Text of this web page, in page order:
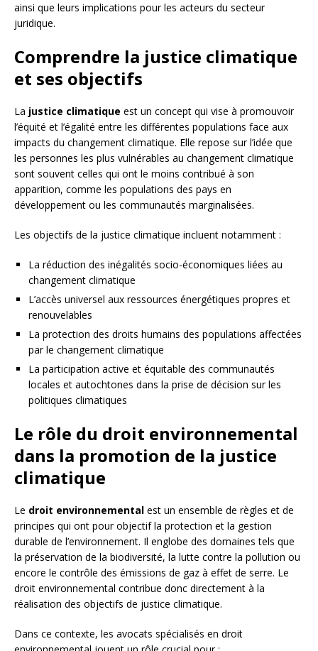
ainsi que leurs implications pour les acteurs du secteur
juridique.
Comprendre la justice climatique
et ses objectifs
La justice climatique est un concept qui vise à promouvoir
l’équité et l’égalité entre les différentes populations face aux
impacts du changement climatique. Elle repose sur l’idée que
les personnes les plus vulnérables au changement climatique
sont souvent celles qui ont le moins contribué à son
apparition, comme les populations des pays en
développement ou les communautés marginalisées.
Les objectifs de la justice climatique incluent notamment :
La réduction des inégalités socio-économiques liées au
changement climatique
L’accès universel aux ressources énergétiques propres et
renouvelables
La protection des droits humains des populations affectées
par le changement climatique
La participation active et équitable des communautés
locales et autochtones dans la prise de décision sur les
politiques climatiques
Le rôle du droit environnemental
dans la promotion de la justice
climatique
Le droit environnemental est un ensemble de règles et de
principes qui ont pour objectif la protection et la gestion
durable de l’environnement. Il englobe des domaines tels que
la préservation de la biodiversité, la lutte contre la pollution ou
encore le contrôle des émissions de gaz à effet de serre. Le
droit environnemental contribue donc directement à la
réalisation des objectifs de justice climatique.
Dans ce contexte, les avocats spécialisés en droit